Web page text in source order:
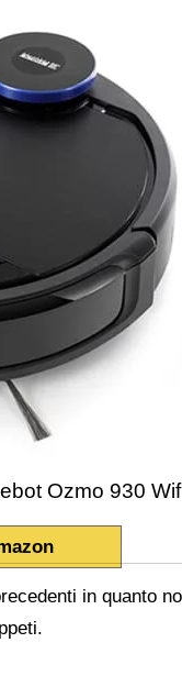
Ozmo 930
in quanto